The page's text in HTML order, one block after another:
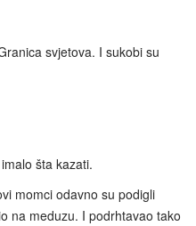
svjetova. I sukobi su
šta kazati.
momci odavno su podigli
na meduzu. I podrhtavao tako